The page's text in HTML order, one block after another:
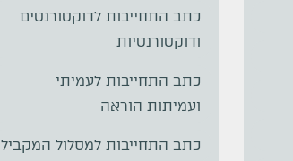
כתב התחייבות לדוקטורנטים
ודוקטורנטיות
כתב התחייבות לעמיתי
ועמיתות הוראה
כתב התחייבות למסלול המקביל